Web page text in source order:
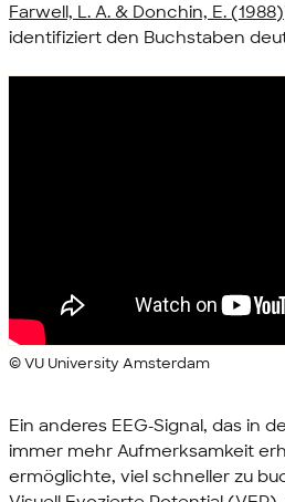
Farwell, L. A. & Donchin, E. (1988)
identifiziert den Buchstaben
© VU University Amsterdam
Ein anderes EEG-Signal, das in
immer mehr Aufmerksamkeit
ermöglichte, viel schneller zu